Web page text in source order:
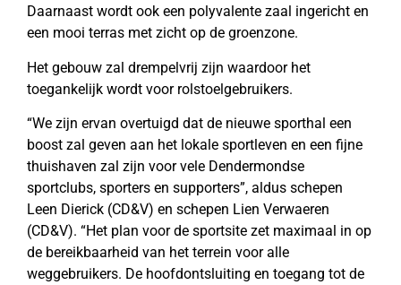
Daarnaast wordt ook een polyvalente zaal ingericht en
een mooi terras met zicht op de groenzone.
Het gebouw zal drempelvrij zijn waardoor het
toegankelijk wordt voor rolstoelgebruikers.
“We zijn ervan overtuigd dat de nieuwe sporthal een
boost zal geven aan het lokale sportleven en een fijne
thuishaven zal zijn voor vele Dendermondse
sportclubs, sporters en supporters”, aldus schepen
Leen Dierick (CD&V) en schepen Lien Verwaeren
(CD&V). “Het plan voor de sportsite zet maximaal in op
de bereikbaarheid van het terrein voor alle
weggebruikers. De hoofdontsluiting en toegang tot de